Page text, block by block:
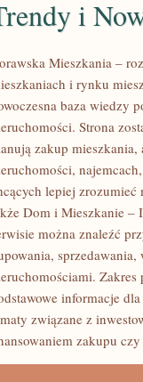
i
Mieszkania –
i rynku
baza wiedzy
Strona
zakup mieszkania,
lepiej
Dom i Mieszkanie –
można znaleźć
Zakres
informacje
związane z
zakupu